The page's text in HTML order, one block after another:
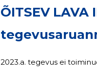
ÕITSEV LAVA
2023.a. tegevus ei